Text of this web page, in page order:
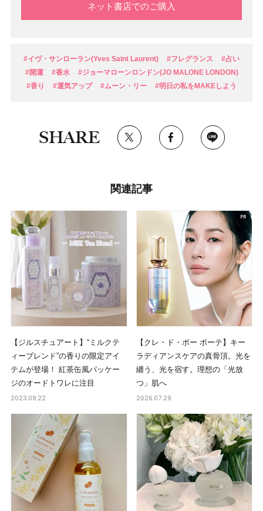
ネット書店でのご購入
#イヴ・サンローラン(Yves Saint Laurent) #フレグランス
#占い
#開運
#香水
#ジョーマローンロンドン(JO MALONE LONDON)
#香り
#運気アップ #ムーン・リー #明日の私をMAKEしよう
SHARE
関連記事
【ジルスチュアート】“ミルクテ
ィーブレンド”の香りの限定アイ
テムが登場！ 紅茶缶風パッケー
ジのオードトワレに注目
2023.09.22
【クレ・ド・ポー ボーテ】キー
ラディアンスケアの真骨頂。光を
纏う、光を宿す。理想の「光放
つ」肌へ
2026.07.29